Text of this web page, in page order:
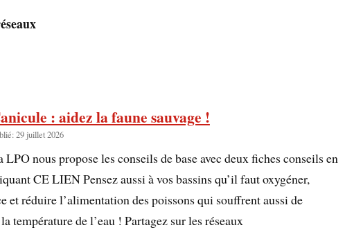
: aidez la faune sauvage !
29 juillet 2026
LPO nous propose les conseils de base avec deux fiches conseils en
CE LIEN Pensez aussi à vos bassins qu’il faut oxygéner,
et réduire l’alimentation des poissons qui souffrent aussi de
température de l’eau ! Partagez sur les réseaux